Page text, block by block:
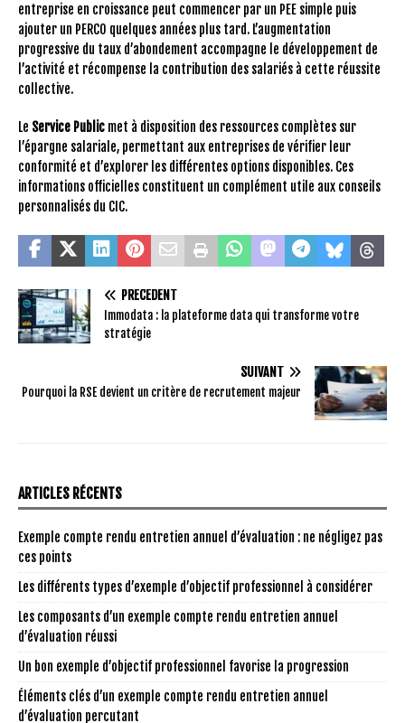
entreprise en croissance peut commencer par un PEE simple puis
ajouter un PERCO quelques années plus tard. L’augmentation
progressive du taux d’abondement accompagne le développement de
l’activité et récompense la contribution des salariés à cette réussite
collective.
Le Service Public met à disposition des ressources complètes sur
l’épargne salariale, permettant aux entreprises de vérifier leur
conformité et d’explorer les différentes options disponibles. Ces
informations officielles constituent un complément utile aux conseils
personnalisés du CIC.
PRÉCÉDENT
Immodata : la plateforme data qui transforme votre
stratégie
SUIVANT
Pourquoi la RSE devient un critère de recrutement majeur
ARTICLES RÉCENTS
Exemple compte rendu entretien annuel d’évaluation : ne négligez pas
ces points
Les différents types d’exemple d’objectif professionnel à considérer
Les composants d’un exemple compte rendu entretien annuel
d’évaluation réussi
Un bon exemple d’objectif professionnel favorise la progression
Éléments clés d’un exemple compte rendu entretien annuel
d’évaluation percutant